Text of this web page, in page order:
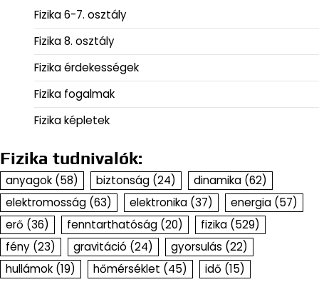
Fizika 6-7. osztály
Fizika 8. osztály
Fizika érdekességek
Fizika fogalmak
Fizika képletek
Fizika tudnivalók:
anyagok (58) biztonság (24) dinamika (62)
elektromosság (63) elektronika (37) energia (57)
erő (36) fenntarthatóság (20) fizika (529)
fény (23) gravitáció (24) gyorsulás (22)
hullámok (19) hőmérséklet (45) idő (15)